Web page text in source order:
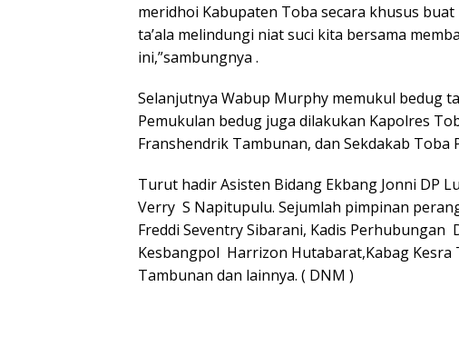
meridhoi Kabupaten Toba secara khusus
ta’ala melindungi niat suci kita bersama
ini,”sambungnya .
Selanjutnya Wabup Murphy memukul bedug
Pemukulan bedug juga dilakukan Kapolres
Franshendrik Tambunan, dan Sekdakab Toba
Turut hadir Asisten Bidang Ekbang Jonni DP
Verry S Napitupulu. Sejumlah pimpinan
Freddi Seventry Sibarani, Kadis Perhubungan
Kesbangpol Harrizon Hutabarat,Kabag
Tambunan dan lainnya. ( DNM )